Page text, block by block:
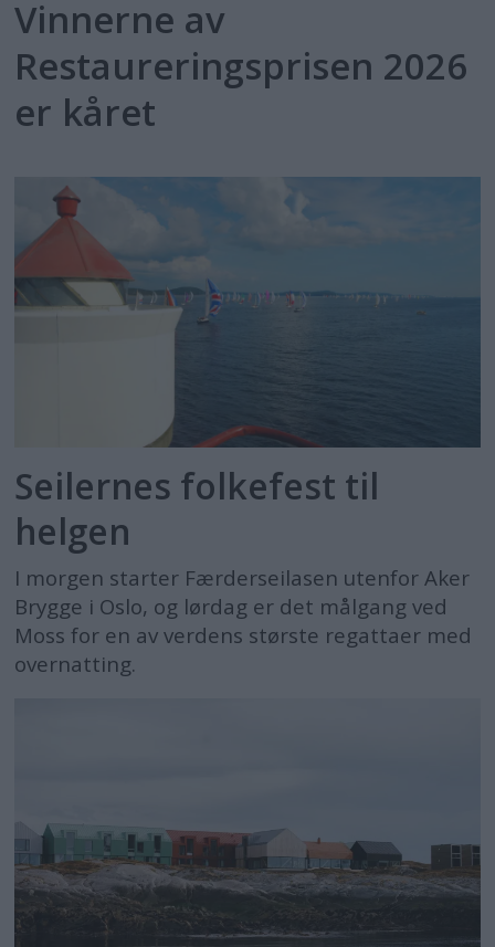
Vinnerne av
Restaureringsprisen 2026
er kåret
Seilernes folkefest til
helgen
I morgen starter Færderseilasen utenfor Aker
Brygge i Oslo, og lørdag er det målgang ved
Moss for en av verdens største regattaer med
overnatting.